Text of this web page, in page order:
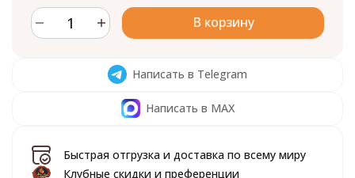
В корзину
Написать в Telegram
Написать в MAX
Быстрая отгрузка и доставка по всему миру
Клубные скидки и преференции